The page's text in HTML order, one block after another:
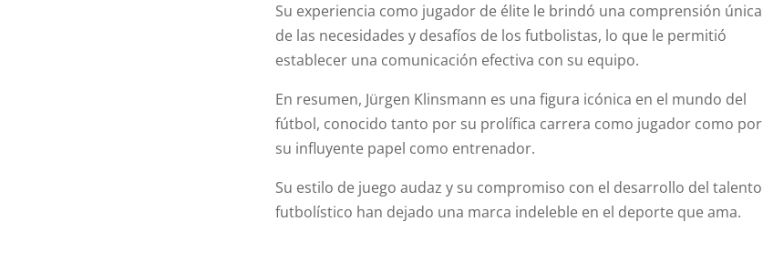
Su experiencia como jugador de élite le brindó una comprensión única
de las necesidades y desafíos de los futbolistas, lo que le permitió
establecer una comunicación efectiva con su equipo.
En resumen, Jürgen Klinsmann es una figura icónica en el mundo del
fútbol, conocido tanto por su prolífica carrera como jugador como por
su influyente papel como entrenador.
Su estilo de juego audaz y su compromiso con el desarrollo del talento
futbolístico han dejado una marca indeleble en el deporte que ama.